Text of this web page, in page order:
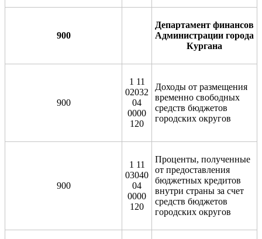
900
Департамент финансов
Администрации города
Кургана
900
1 11
02032
04
0000
120
Доходы от размещения
временно свободных
средств бюджетов
городских округов
900
1 11
03040
04
0000
120
Проценты, полученные
от предоставления
бюджетных кредитов
внутри страны за счет
средств бюджетов
городских округов